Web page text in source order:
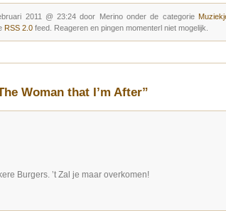
2011 @ 23:24 door Merino onder de categorie
RSS 2.0 feed. Reageren en pingen momenterl niet mogelijk.
Woman that I’m After”
Burgers. ’t Zal je maar overkomen!